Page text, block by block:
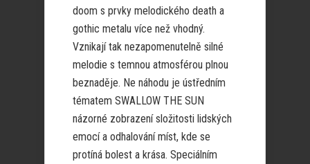
doom s prvky melodického death a
gothic metalu více než vhodný.
Vznikají tak nezapomenutelně silné
melodie s temnou atmosférou plnou
beznaděje. Ne náhodu je ústředním
tématem SWALLOW THE SUN
názorné zobrazení složitosti lidských
emocí a odhalování míst, kde se
protíná bolest a krása. Speciálním